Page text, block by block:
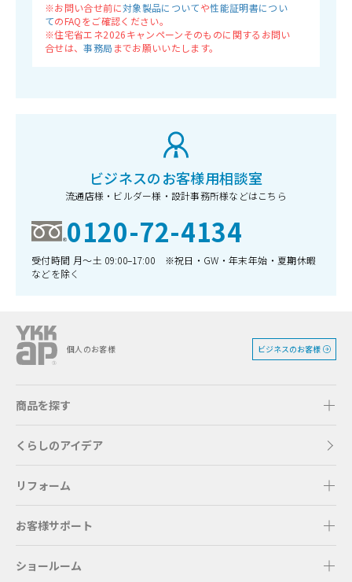
※お問い合せ前に対象製品についてや性能証明書につい
てのFAQをご確認ください。
※住宅省エネ2026キャンペーンそのものに関するお問い
合せは、事務局 までお願いいたします。
ビジネスのお客様用相談室
流通店様・ビルダー様・設計事務所様などはこちら
0120-72-4134
受付時間 月〜土 09:00–17:00 ※祝日・GW・年末年始・夏期休暇
などを除く
個人のお客様 ビジネスのお客様
商品を探す
くらしのアイデア
リフォーム
お客様サポート
ショールーム